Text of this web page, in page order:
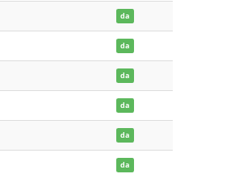
da
da
da
da
da
da